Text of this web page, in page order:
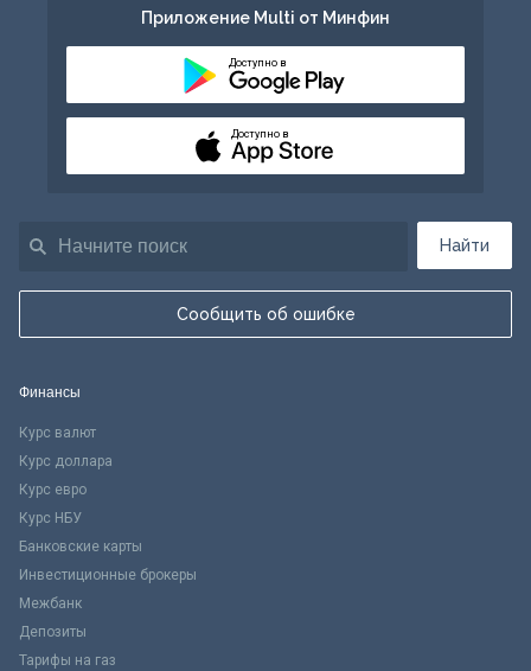
Найти
Сообщить об ошибке
Приложение Multi от Минфин
Доступно в
Доступно в
Финансы
Курс валют
Курс доллара
Курс евро
Курс НБУ
Банковские карты
Инвестиционные брокеры
Межбанк
Депозиты
Тарифы на газ